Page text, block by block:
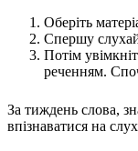
Оберіть
Спершу
Потім
реченням.
За тиждень слова,
впізнаватися на